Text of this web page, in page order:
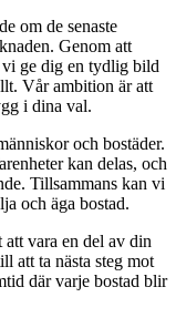
om de senaste
Genom att
ge dig en tydlig bild
Vår ambition är att
i dina val.
och bostäder.
kan delas, och
Tillsammans kan vi
och äga bostad.
vara en del av din
att ta nästa steg mot
där varje bostad blir